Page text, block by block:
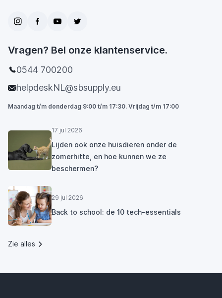
Vragen? Bel onze klantenservice.
0544 700200
helpdeskNL@sbsupply.eu
Maandag t/m donderdag 9:00 t/m 17:30. Vrijdag t/m 17:00
17 jul 2026
Lijden ook onze huisdieren onder de
zomerhitte, en hoe kunnen we ze
beschermen?
29 jul 2026
Back to school: de 10 tech-essentials
Zie alles